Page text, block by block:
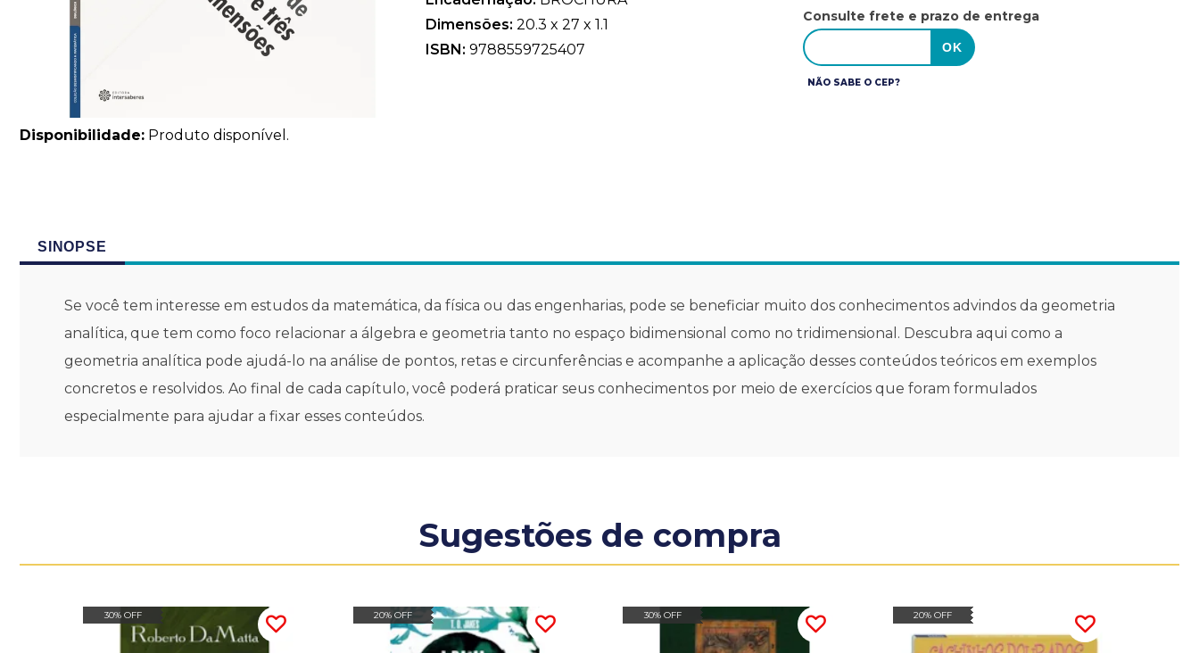
Disponibilidade: Produto disponível.
Dimensões: 20.3 x 27 x 1.1
ISBN: 9788559725407
Consulte frete e prazo de entrega
NÃO SABE O CEP?
SINOPSE
Se você tem interesse em estudos da matemática, da física ou das engenharias, pode se beneficiar muito dos conhecimentos advindos da geometria
analítica, que tem como foco relacionar a álgebra e geometria tanto no espaço bidimensional como no tridimensional. Descubra aqui como a
geometria analítica pode ajudá-lo na análise de pontos, retas e circunferências e acompanhe a aplicação desses conteúdos teóricos em exemplos
concretos e resolvidos. Ao final de cada capítulo, você poderá praticar seus conhecimentos por meio de exercícios que foram formulados
especialmente para ajudar a fixar esses conteúdos.
Sugestões de compra
30% OFF 20% OFF 30% OFF 20% OFF